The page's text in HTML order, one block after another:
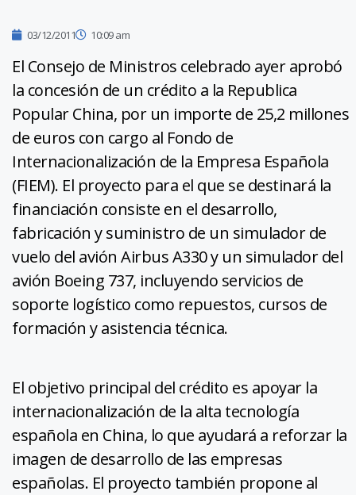
03/12/2011 10:09 am
El Consejo de Ministros celebrado ayer aprobó
la concesión de un crédito a la Republica
Popular China, por un importe de 25,2 millones
de euros con cargo al Fondo de
Internacionalización de la Empresa Española
(FIEM). El proyecto para el que se destinará la
financiación consiste en el desarrollo,
fabricación y suministro de un simulador de
vuelo del avión Airbus A330 y un simulador del
avión Boeing 737, incluyendo servicios de
soporte logístico como repuestos, cursos de
formación y asistencia técnica.
El objetivo principal del crédito es apoyar la
internacionalización de la alta tecnología
española en China, lo que ayudará a reforzar la
imagen de desarrollo de las empresas
españolas. El proyecto también propone al